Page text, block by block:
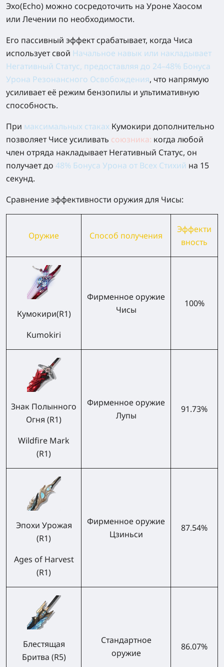
Эхо(Echo) можно сосредоточить на Уроне Хаосом
или Лечении по необходимости.
Его пассивный эффект срабатывает, когда Чиса
использует свой Начальное навык или накладывает
Негативный Статус, предоставляя до 24–48% Бонуса
Урона Резонансного Освобождения, что напрямую
усиливает её режим бензопилы и ультимативную
способность.
При максимальных стаках Кумокири дополнительно
позволяет Чисе усиливать союзника: когда любой
член отряда накладывает Негативный Статус, он
получает до 48% Бонуса Урона от Всех Стихий на 15
секунд.
Сравнение эффективности оружия для Чисы:
Оружие Способ получения
Эффекти
вность
Кумокири(R1)
Kumokiri
Фирменное оружие
Чисы
100%
Знак Полынного
Огня (R1)
Wildfire Mark
(R1)
Фирменное оружие
Лупы
91.73%
Эпохи Урожая
(R1)
Ages of Harvest
(R1)
Фирменное оружие
Цзиньси
87.54%
Блестящая
Бритва (R5)
Стандартное
оружие
86.07%